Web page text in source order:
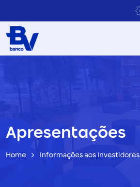
Apresentações
Home Informações aos Investidores